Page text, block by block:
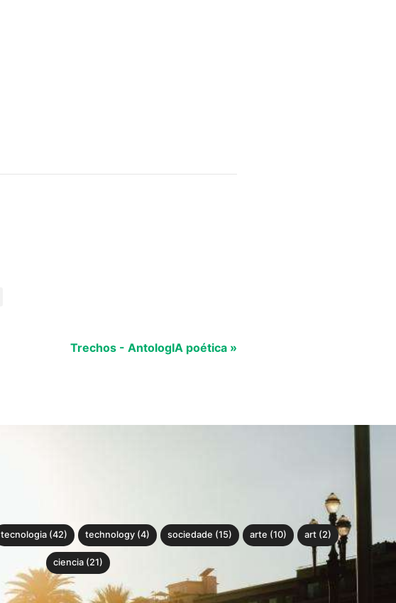
Trechos - AntologIA poética »
tecnologia (42) technology (4) sociedade (15) arte (10) art (2)
ciencia (21)